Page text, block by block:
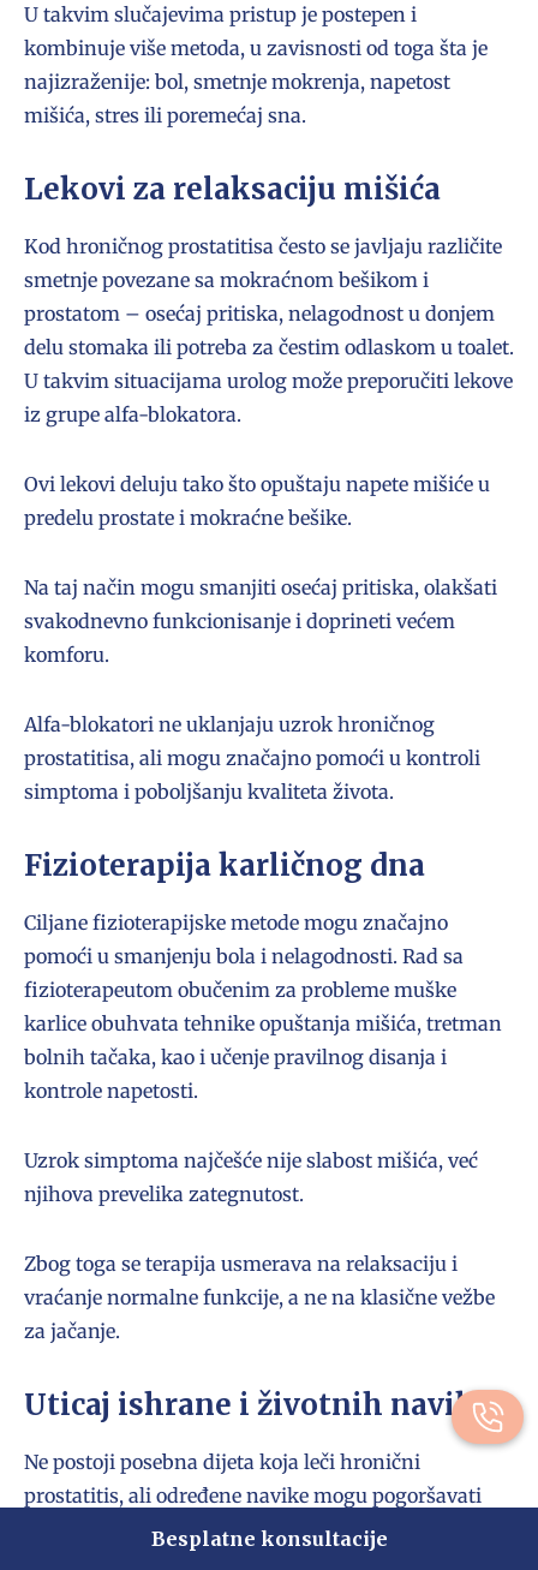
U takvim slučajevima pristup je postepen i
kombinuje više metoda, u zavisnosti od toga šta je
najizraženije: bol, smetnje mokrenja, napetost
mišića, stres ili poremećaj sna.
Lekovi za relaksaciju mišića
Kod hroničnog prostatitisa često se javljaju različite
smetnje povezane sa mokraćnom bešikom i
prostatom – osećaj pritiska, nelagodnost u donjem
delu stomaka ili potreba za čestim odlaskom u toalet.
U takvim situacijama urolog može preporučiti lekove
iz grupe alfa-blokatora.
Ovi lekovi deluju tako što opuštaju napete mišiće u
predelu prostate i mokraćne bešike.
Na taj način mogu smanjiti osećaj pritiska, olakšati
svakodnevno funkcionisanje i doprineti većem
komforu.
Alfa-blokatori ne uklanjaju uzrok hroničnog
prostatitisa, ali mogu značajno pomoći u kontroli
simptoma i poboljšanju kvaliteta života.
Fizioterapija karličnog dna
Ciljane fizioterapijske metode mogu značajno
pomoći u smanjenju bola i nelagodnosti. Rad sa
fizioterapeutom obučenim za probleme muške
karlice obuhvata tehnike opuštanja mišića, tretman
bolnih tačaka, kao i učenje pravilnog disanja i
kontrole napetosti.
Uzrok simptoma najčešće nije slabost mišića, već
njihova prevelika zategnutost.
Zbog toga se terapija usmerava na relaksaciju i
vraćanje normalne funkcije, a ne na klasične vežbe
za jačanje.
Uticaj ishrane i životnih navika
Ne postoji posebna dijeta koja leči hronični
prostatitis, ali određene navike mogu pogoršavati
simptome. Previše kafe, alkohola ili jako začinjene
Besplatne konsultacije